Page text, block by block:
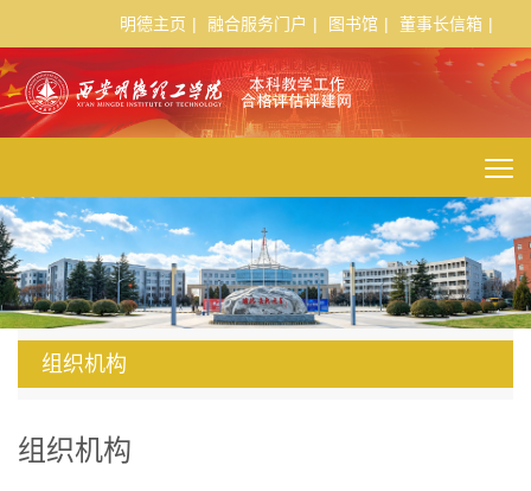
明德主页 | 融合服务门户 | 图书馆 | 董事长信箱 |
组织机构
组织机构